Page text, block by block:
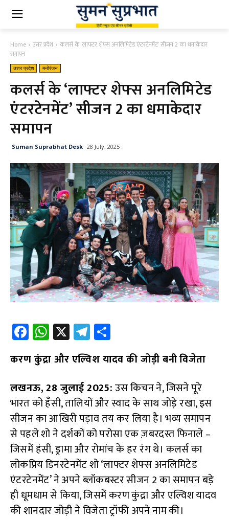
Home उत्तर प्रदेश
कलर्स के ‘लाफ्टर शेफ्स अनलिमिटेड एंटरटेनमेंट’ सीजन 2 का धमाकेदार
समापन
उत्तर प्रदेश मनोरंजन
कलर्स के ‘लाफ्टर शेफ्स अनलिमिटेड
एंटरटेनमेंट’ सीजन 2 का धमाकेदार
समापन
Suman Suprabhat Desk 28 July, 2025
Fa
ce
b
o
o
k
W
h
at
s
A
p
p
X Te
le
gr
a
m
ar
e
करण कुंद्रा और एल्विश यादव की जोड़ी बनी विजेता
लखनऊ, 28 जुलाई 2025:उस किचन ने, जिसने पूरे
भारत को हँसी, तालियों और स्वाद के साथ जोड़े रखा, इस
सीजन का आखिरी पड़ाव तय कर लिया है। भव्य समापन
से पहले शो ने दर्शकों को परोसा एक ज़बरदस्त फिनाले –
जिसमें हंसी, ड्रामा और रोमांच के हर रंग थे। कलर्स का
लोकप्रिय डिनरटेनमेंट शो ‘लाफ्टर शेफ्स अनलिमिटेड
एंटरटेनमेंट’ ने अपने ब्लॉकबस्टर सीजन 2 का समापन बड़े
ही धूमधाम से किया, जिसमें करण कुंद्रा और एल्विश यादव
की शानदार जोड़ी ने विजेता ट्रॉफी अपने नाम की।